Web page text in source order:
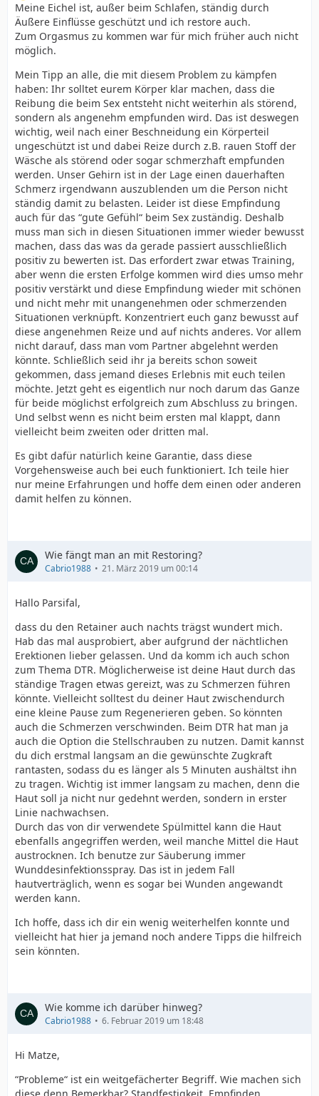
Meine Eichel ist, außer beim Schlafen, ständig durch
Äußere Einflüsse geschützt und ich restore auch.
Zum Orgasmus zu kommen war für mich früher auch nicht
möglich.
Mein Tipp an alle, die mit diesem Problem zu kämpfen
haben: Ihr solltet eurem Körper klar machen, dass die
Reibung die beim Sex entsteht nicht weiterhin als störend,
sondern als angenehm empfunden wird. Das ist deswegen
wichtig, weil nach einer Beschneidung ein Körperteil
ungeschützt ist und dabei Reize durch z.B. rauen Stoff der
Wäsche als störend oder sogar schmerzhaft empfunden
werden. Unser Gehirn ist in der Lage einen dauerhaften
Schmerz irgendwann auszublenden um die Person nicht
ständig damit zu belasten. Leider ist diese Empfindung
auch für das “gute Gefühl“ beim Sex zuständig. Deshalb
muss man sich in diesen Situationen immer wieder bewusst
machen, dass das was da gerade passiert ausschließlich
positiv zu bewerten ist. Das erfordert zwar etwas Training,
aber wenn die ersten Erfolge kommen wird dies umso mehr
positiv verstärkt und diese Empfindung wieder mit schönen
und nicht mehr mit unangenehmen oder schmerzenden
Situationen verknüpft. Konzentriert euch ganz bewusst auf
diese angenehmen Reize und auf nichts anderes. Vor allem
nicht darauf, dass man vom Partner abgelehnt werden
könnte. Schließlich seid ihr ja bereits schon soweit
gekommen, dass jemand dieses Erlebnis mit euch teilen
möchte. Jetzt geht es eigentlich nur noch darum das Ganze
für beide möglichst erfolgreich zum Abschluss zu bringen.
Und selbst wenn es nicht beim ersten mal klappt, dann
vielleicht beim zweiten oder dritten mal.
Es gibt dafür natürlich keine Garantie, dass diese
Vorgehensweise auch bei euch funktioniert. Ich teile hier
nur meine Erfahrungen und hoffe dem einen oder anderen
damit helfen zu können.
Wie fängt man an mit Restoring?
Cabrio1988 21. März 2019 um 00:14
Hallo Parsifal,
dass du den Retainer auch nachts trägst wundert mich.
Hab das mal ausprobiert, aber aufgrund der nächtlichen
Erektionen lieber gelassen. Und da komm ich auch schon
zum Thema DTR. Möglicherweise ist deine Haut durch das
ständige Tragen etwas gereizt, was zu Schmerzen führen
könnte. Vielleicht solltest du deiner Haut zwischendurch
eine kleine Pause zum Regenerieren geben. So könnten
auch die Schmerzen verschwinden. Beim DTR hat man ja
auch die Option die Stellschrauben zu nutzen. Damit kannst
du dich erstmal langsam an die gewünschte Zugkraft
rantasten, sodass du es länger als 5 Minuten aushältst ihn
zu tragen. Wichtig ist immer langsam zu machen, denn die
Haut soll ja nicht nur gedehnt werden, sondern in erster
Linie nachwachsen.
Durch das von dir verwendete Spülmittel kann die Haut
ebenfalls angegriffen werden, weil manche Mittel die Haut
austrocknen. Ich benutze zur Säuberung immer
Wunddesinfektionsspray. Das ist in jedem Fall
hautverträglich, wenn es sogar bei Wunden angewandt
werden kann.
Ich hoffe, dass ich dir ein wenig weiterhelfen konnte und
vielleicht hat hier ja jemand noch andere Tipps die hilfreich
sein könnten.
Wie komme ich darüber hinweg?
Cabrio1988 6. Februar 2019 um 18:48
Hi Matze,
“Probleme“ ist ein weitgefächerter Begriff. Wie machen sich